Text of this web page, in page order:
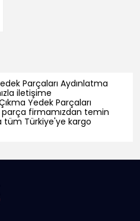
Parçaları Aydınlatma
iletişime
Yedek Parçaları
firmamızdan temin
tüm Türkiye'ye kargo